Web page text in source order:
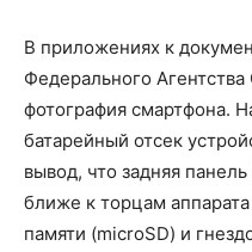
В приложениях к
Федерального Агентства
фотография смартфона.
батарейный отсек
вывод, что задняя
ближе к торцам
памяти (microSD) и